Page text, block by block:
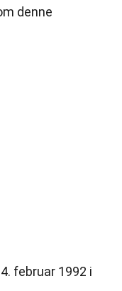
denne
februar 1992 i